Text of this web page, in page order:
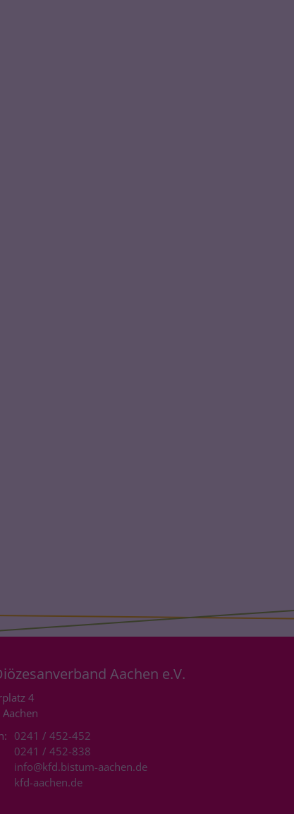
Aachen e.V.
4
Aachen
0241 / 452-452
0241 / 452-838
info@kfd.bistum-aachen.de
kfd-aachen.de